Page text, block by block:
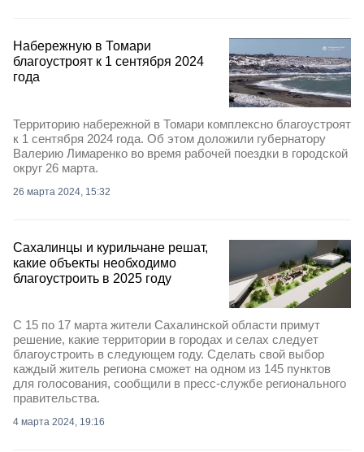
Набережную в Томари
благоустроят к 1 сентября 2024
года
Территорию набережной в Томари комплексно благоустроят
к 1 сентября 2024 года. Об этом доложили губернатору
Валерию Лимаренко во время рабочей поездки в городской
округ 26 марта.
26 марта 2024, 15:32
Сахалинцы и курильчане решат,
какие объекты необходимо
благоустроить в 2025 году
С 15 по 17 марта жители Сахалинской области примут
решение, какие территории в городах и селах следует
благоустроить в следующем году. Сделать свой выбор
каждый житель региона сможет на одном из 145 пунктов
для голосования, сообщили в пресс-службе регионального
правительства.
4 марта 2024, 19:16